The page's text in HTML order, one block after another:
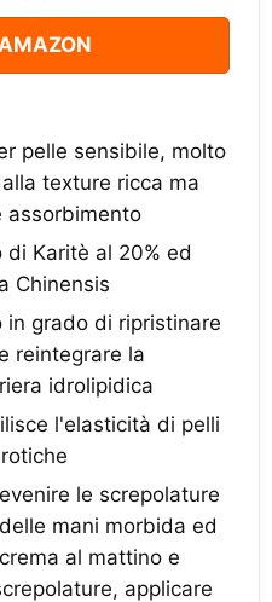
pelle sensibile, molto
texture ricca ma
assorbimento
di Karitè al 20% ed
Chinensis
in grado di ripristinare
reintegrare la
idrolipidica
l'elasticità di pelli
le screpolature
mani morbida ed
al mattino e
applicare